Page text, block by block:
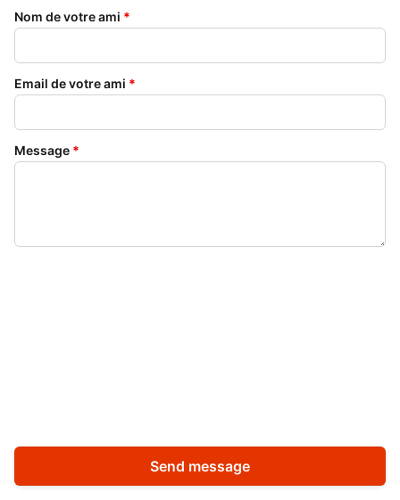
Nom de votre ami *
Email de votre ami *
Message *
Send message